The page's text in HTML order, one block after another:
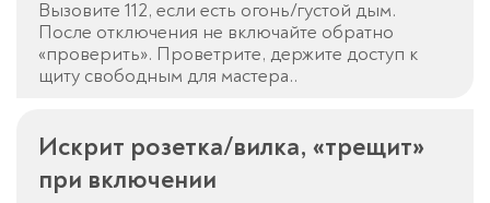
Вызовите 112, если есть огонь/густой дым.
После отключения не включайте обратно
«проверить». Проветрите, держите доступ к
щиту свободным для мастера..
Искрит розетка/вилка, «трещит»
при включении